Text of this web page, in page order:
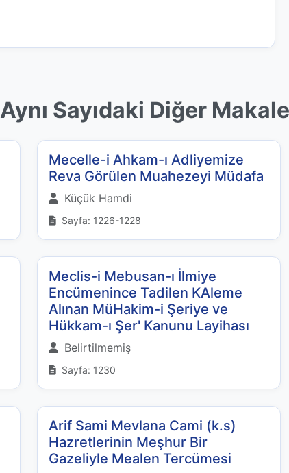
Aynı Sayıdaki Diğer
Mecelle-i Ahkam-ı Adliyemize
Reva Görülen Muahezeyi Müdafa
Küçük Hamdi
Sayfa: 1226-1228
Meclis-i Mebusan-ı İlmiye
Encümenince Tadilen KAleme
Alınan MüHakim-i Şeriye ve
Hükkam-ı Şer' Kanunu Layihası
Belirtilmemiş
Sayfa: 1230
Arif Sami Mevlana Cami (k.s)
Hazretlerinin Meşhur Bir
Gazeliyle Mealen Tercümesi